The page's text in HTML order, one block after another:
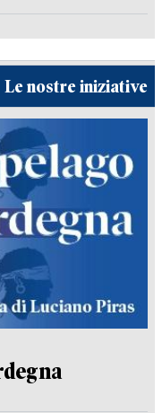
Le nostre iniziative